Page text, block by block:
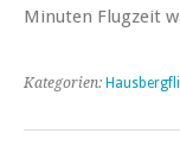
Minuten Flugzeit
Kategorien: